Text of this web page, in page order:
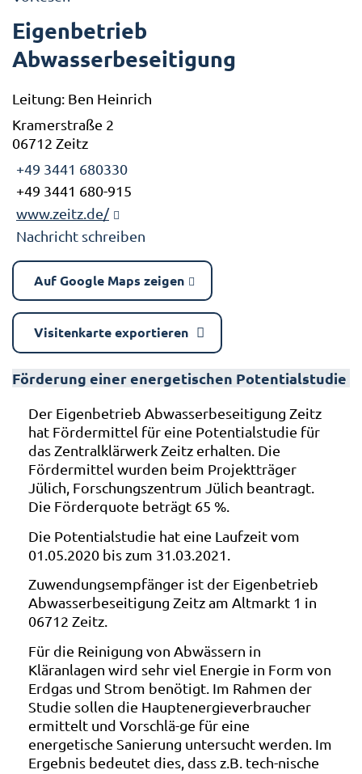
Eigenbetrieb
Abwasserbeseitigung
Leitung: Ben Heinrich
Kramerstraße 2
06712 Zeitz
+49 3441 680330
+49 3441 680-915
www.zeitz.de/
Nachricht schreiben
Auf Google Maps zeigen
Visitenkarte exportieren
Förderung einer energetischen Potentialstudie
Der Eigenbetrieb Abwasserbeseitigung Zeitz
hat Fördermittel für eine Potentialstudie für
das Zentralklärwerk Zeitz erhalten. Die
Fördermittel wurden beim Projektträger
Jülich, Forschungszentrum Jülich beantragt.
Die Förderquote beträgt 65 %.
Die Potentialstudie hat eine Laufzeit vom
01.05.2020 bis zum 31.03.2021.
Zuwendungsempfänger ist der Eigenbetrieb
Abwasserbeseitigung Zeitz am Altmarkt 1 in
06712 Zeitz.
Für die Reinigung von Abwässern in
Kläranlagen wird sehr viel Energie in Form von
Erdgas und Strom benötigt. Im Rahmen der
Studie sollen die Hauptenergieverbraucher
ermittelt und Vorschlä-ge für eine
energetische Sanierung untersucht werden. Im
Ergebnis bedeutet dies, dass z.B. tech-nische